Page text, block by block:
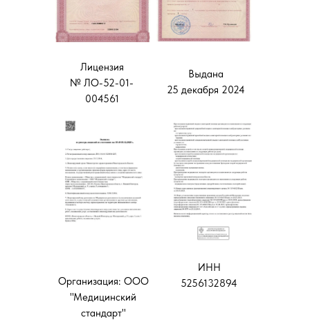
Лицензия
№ ЛО-52-01-
004561
Выдана
25 декабря 2024
Организация: ООО
"Медицинский
стандарт"
ИНН
5256132894